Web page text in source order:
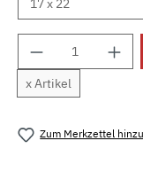
Produkt
x Artikel
Zum Merkzettel